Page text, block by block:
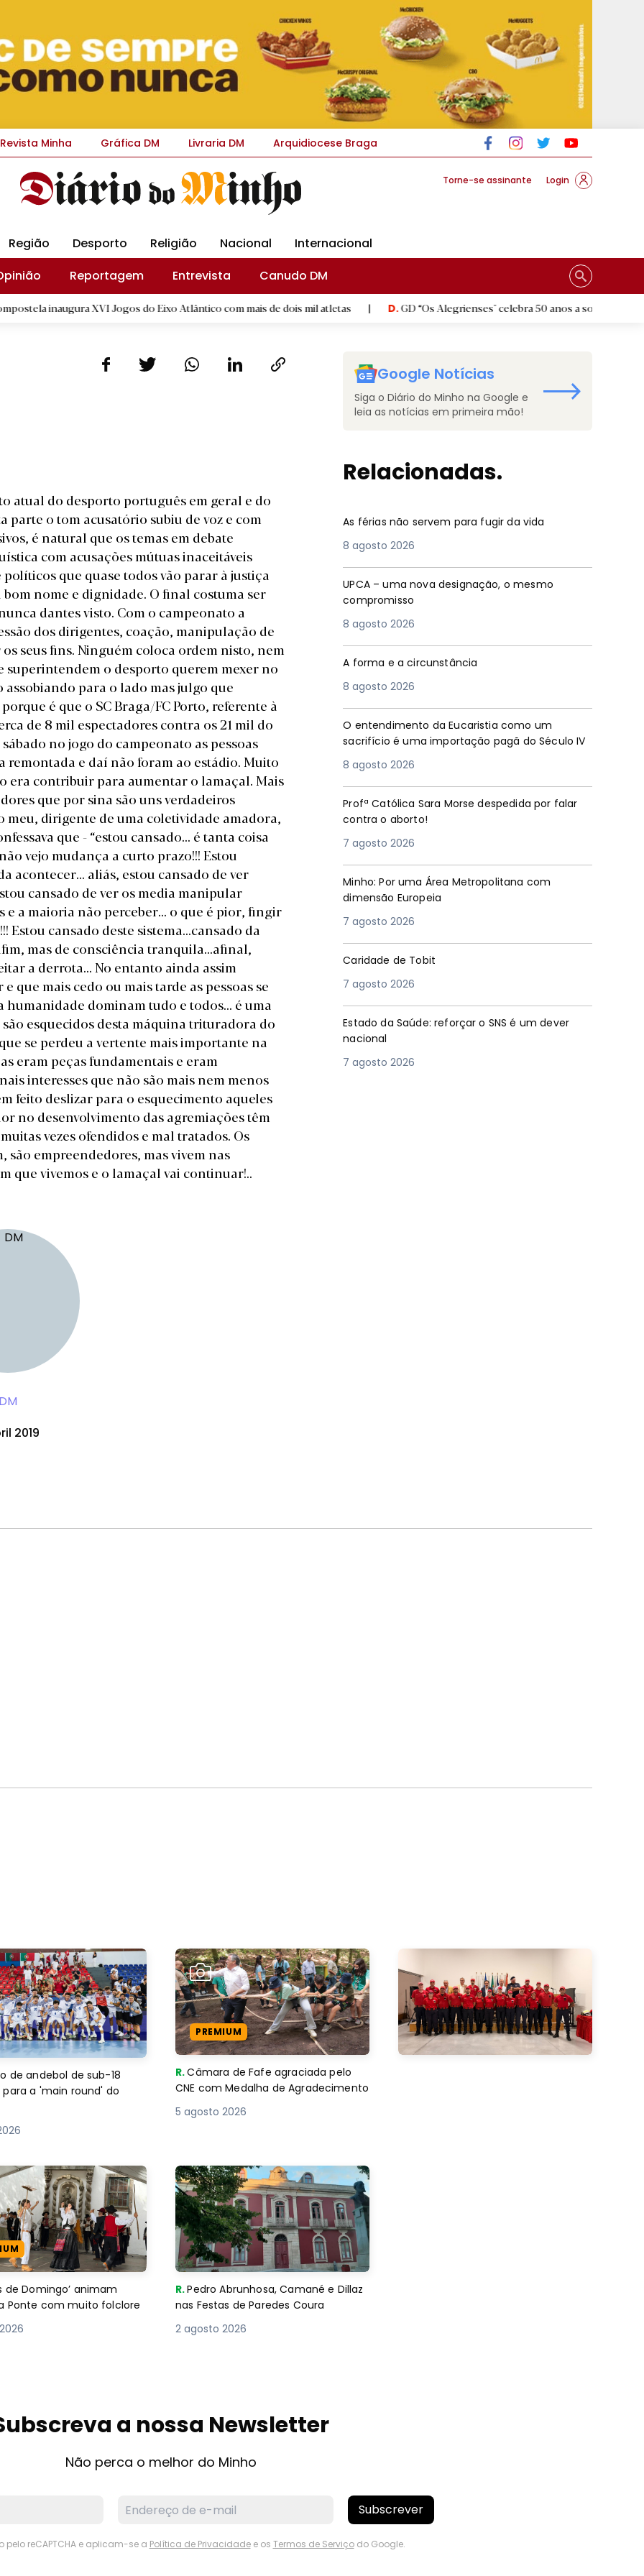
Revista Minha Gráfica DM Livraria DM Arquidiocese Braga
Torne-se assinante Login
Região Desporto Religião Nacional
Internacional
Reportagem Entrevista
Canudo DM
XVI Jogos do Eixo Atlântico com mais de dois mil atletas | D.GD “Os Alegrienses" celebra 50 anos a sonhar com «casa
atual do desporto português em geral e do
parte o tom acusatório subiu de voz e com
é natural que os temas em debate
com acusações mútuas inaceitáveis
que quase todos vão parar à justiça
nome e dignidade. O final costuma ser
dantes visto. Com o campeonato a
dos dirigentes, coação, manipulação de
seus fins. Ninguém coloca ordem nisto, nem
superintendem o desporto querem mexer no
assobiando para o lado mas julgo que
é que o SC Braga/FC Porto, referente à
de 8 mil espectadores contra os 21 mil do
no jogo do campeonato as pessoas
remontada e daí não foram ao estádio. Muito
era contribuir para aumentar o lamaçal. Mais
que por sina são uns verdadeiros
meu, dirigente de uma coletividade amadora,
que - “estou cansado... é tanta coisa
vejo mudança a curto prazo!!! Estou
acontecer... aliás, estou cansado de ver
cansado de ver os media manipular
a maioria não perceber... o que é pior, fingir
Estou cansado deste sistema...cansado da
mas de consciência tranquila...afinal,
a derrota...No entanto ainda assim
que mais cedo ou mais tarde as pessoas se
dominam tudo e todos... é uma
esquecidos desta máquina trituradora do
se perdeu a vertente mais importante na
eram peças fundamentais e eram
interesses que não são mais nem menos
feito deslizar para o esquecimento aqueles
no desenvolvimento das agremiações têm
vezes ofendidos e mal tratados. Os
empreendedores, mas vivem nas
que vivemos e o lamaçal vai continuar!..
DM
2019
Google Notícias
Siga o Diário do Minho na Google e
leia as notícias em primeira mão!
Relacionadas.
As férias não servem para fugir da vida
8 agosto 2026
UPCA – uma nova designação, o mesmo
compromisso
8 agosto 2026
A forma e a circunstância
8 agosto 2026
O entendimento da Eucaristia como um
sacrifício é uma importação pagã do Século IV
8 agosto 2026
Profª Católica Sara Morse despedida por falar
contra o aborto!
7 agosto 2026
Minho: Por uma Área Metropolitana com
dimensão Europeia
7 agosto 2026
Caridade de Tobit
7 agosto 2026
Estado da Saúde: reforçar o SNS é um dever
nacional
7 agosto 2026
de andebol de sub-18
a 'main round' do
PREMIUM
R.Câmara de Fafe agraciada pelo
CNE com Medalha de Agradecimento
5 agosto 2026
de Domingo’ animam
Ponte com muito folclore
R.Pedro Abrunhosa, Camané e Dillaz
nas Festas de Paredes Coura
2 agosto 2026
a nossa Newsletter
Não perca o melhor do Minho
Subscrever
pelo reCAPTCHA e aplicam-se a Política de Privacidadee os Termos de Serviçodo Google.